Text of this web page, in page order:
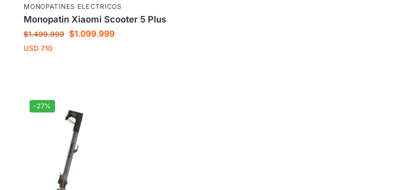
MONOPATINES ELECTRICOS
Monopatin Xiaomi Scooter 5 Plus
$1.499.999 $1.099.999
USD 710
-27%